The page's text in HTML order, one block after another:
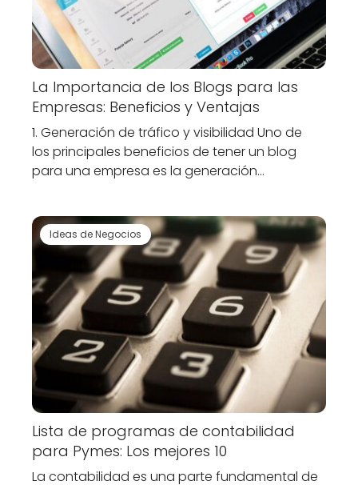
La Importancia de los Blogs para las
Empresas: Beneficios y Ventajas
1. Generación de tráfico y visibilidad Uno de
los principales beneficios de tener un blog
para una empresa es la generación…
Ideas de Negocios
Lista de programas de contabilidad
para Pymes: Los mejores 10
La contabilidad es una parte fundamental de